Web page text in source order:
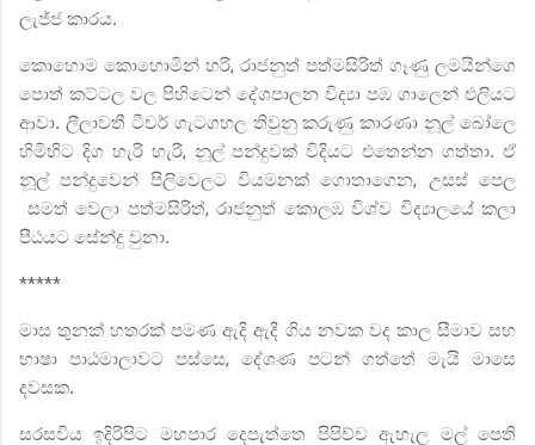
ලැජ්ජ කාරය.
කොහොම කොහොමින් හරි, රාජනුත් පත්මසිරිත් ගෑණු ලමයින්ගෙ
පොත් කට්ටල වල පිහිටෙන් දේශපාලන විද්‍යා පඹ ගාලෙන් එලියට
ආවා. ලීලාවතී ටීචර් ගැටගහල තිවුනු කරුණු කාරණා නූල් බෝලෙ
හිමිහිට දිග හැරි හැරී, නූල් පන්දුවක් විදියට එතෙන්න ගත්තා. ඒ
නූල් පන්දුවෙන් පිලිවෙලට වියමනක් ගොතාගෙන, උසස් පෙල
සමත් වෙලා පත්මසිරිත්, රාජනුත් කොලඹ විශ්ව විද්‍යාලයේ කලා
පීඨයට සේන්දු වුනා.
*****
මාස තුනක් හතරක් පමණ ඇදි ඇදී ගිය නවක වද කාල සීමාව සහ
භාෂා පාඨමාලාවට පස්සෙ, දේශණ පටන් ගත්තේ මැයි මාසෙ
දවසක.
සරසවිය ඉදිරිපිට මහපාර දෙපැත්තෙ පිපිච්ච ඇහැල මල් පෙති